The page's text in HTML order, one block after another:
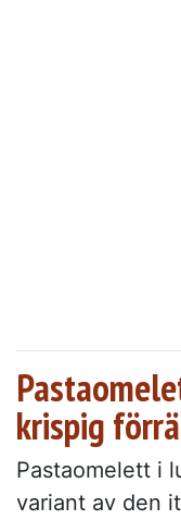
krispig
Pastaomelett i
variant av den